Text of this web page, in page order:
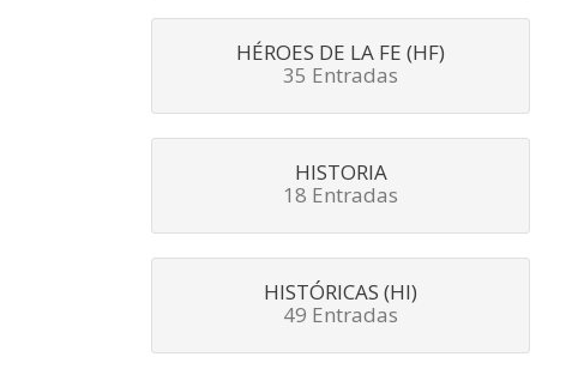
HÉROES DE LA FE (HF)
35 Entradas
HISTORIA
18 Entradas
HISTÓRICAS (HI)
49 Entradas